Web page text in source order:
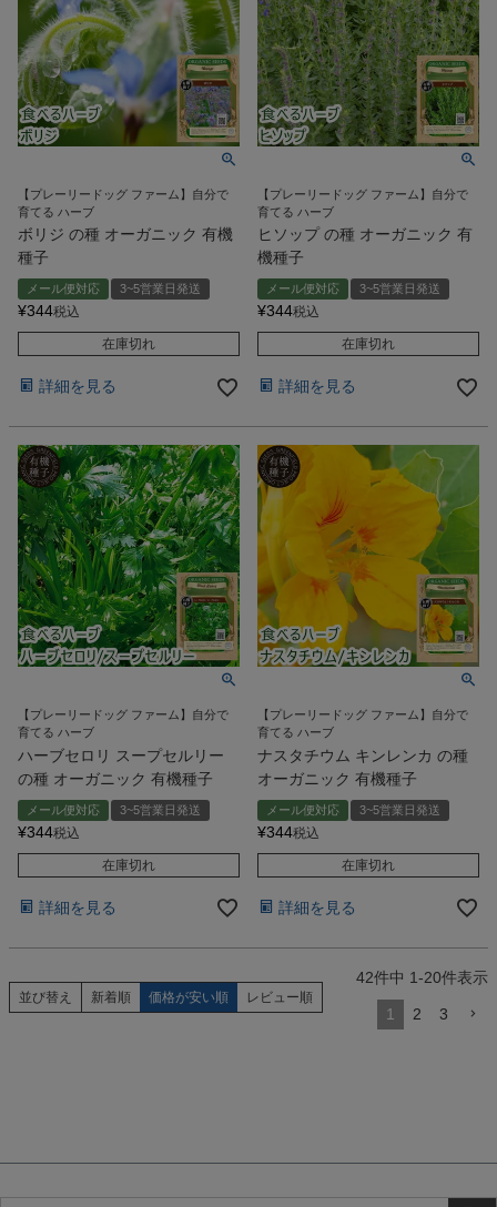
【プレーリードッグ ファーム】自分で
育てる ハーブ
ボリジ の種 オーガニック 有機
種子
メール便対応 3~5営業日発送
¥344税込
在庫切れ
詳細を見る
【プレーリードッグ ファーム】自分で
育てる ハーブ
ヒソップ の種 オーガニック 有
機種子
メール便対応 3~5営業日発送
¥344税込
在庫切れ
詳細を見る
【プレーリードッグ ファーム】自分で
育てる ハーブ
ハーブセロリ スープセルリー
の種 オーガニック 有機種子
メール便対応 3~5営業日発送
¥344税込
在庫切れ
詳細を見る
【プレーリードッグ ファーム】自分で
育てる ハーブ
ナスタチウム キンレンカ の種
オーガニック 有機種子
メール便対応 3~5営業日発送
¥344税込
在庫切れ
詳細を見る
並び替え 新着順 価格が安い順 レビュー順
42件中 1-20件表示
1 2 3